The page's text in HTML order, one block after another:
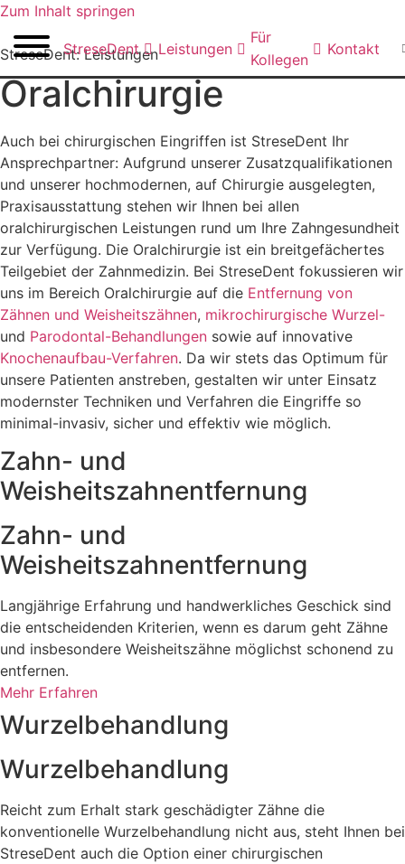
Zum Inhalt springen
StreseDent Leistungen
Für
Kollegen
Kontakt
StreseDent: Leistungen
Oralchirurgie
Auch bei chirurgischen Eingriffen ist StreseDent Ihr
Ansprechpartner: Aufgrund unserer Zusatzqualifikationen
und unserer hochmodernen, auf Chirurgie ausgelegten,
Praxisausstattung stehen wir Ihnen bei allen
oralchirurgischen Leistungen rund um Ihre Zahngesundheit
zur Verfügung. Die Oralchirurgie ist ein breitgefächertes
Teilgebiet der Zahnmedizin. Bei StreseDent fokussieren wir
uns im Bereich Oralchirurgie auf die Entfernung von
Zähnen und Weisheitszähnen, mikrochirurgische Wurzel-
und Parodontal-Behandlungen sowie auf innovative
Knochenaufbau-Verfahren. Da wir stets das Optimum für
unsere Patienten anstreben, gestalten wir unter Einsatz
modernster Techniken und Verfahren die Eingriffe so
minimal-invasiv, sicher und effektiv wie möglich.
Zahn- und
Weisheitszahnentfernung
Zahn- und
Weisheitszahnentfernung
Langjährige Erfahrung und handwerkliches Geschick sind
die entscheidenden Kriterien, wenn es darum geht Zähne
und insbesondere Weisheitszähne möglichst schonend zu
entfernen.
Mehr Erfahren
Wurzelbehandlung
Wurzelbehandlung
Reicht zum Erhalt stark geschädigter Zähne die
konventionelle Wurzelbehandlung nicht aus, steht Ihnen bei
StreseDent auch die Option einer chirurgischen